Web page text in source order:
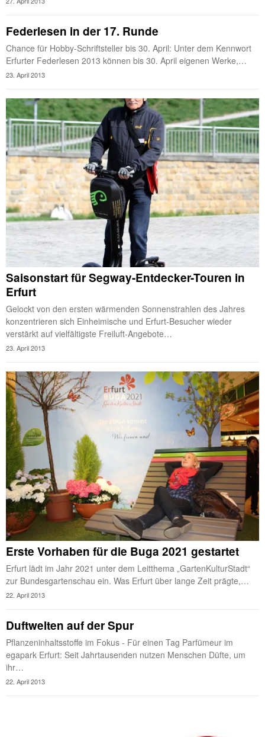
Federlesen in der 17. Runde
Chance für Hobby-Schriftsteller bis 30. April: Unter dem Kennwort
Erfurter Federlesen 2013 können bis 30. April eigenen Werke,…
23. April 2013
Saisonstart für Segway-Entdecker-Touren in
Erfurt
Gelockt von den ersten wärmenden Sonnenstrahlen des Jahres
konzentrieren sich Einheimische und Erfurt-Besucher wieder
verstärkt auf vielfältigste Freiluft-Angebote…
23. April 2013
Erste Vorhaben für die Buga 2021 gestartet
Erfurt lädt im Jahr 2021 unter dem Leitthema „GartenKulturStadt“
zur Bundesgartenschau ein. Was Erfurt über lange Zeit prägte,…
22. April 2013
Duftwelten auf der Spur
Pflanzeninhaltsstoffe im Fokus - Für einen Tag Parfümeur im
egapark Erfurt: Seit Jahrtausenden nutzen Menschen Düfte, um
ihr…
22. April 2013